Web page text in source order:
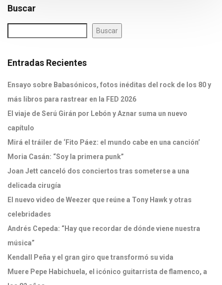
Buscar
Buscar
Entradas Recientes
Ensayo sobre Babasónicos, fotos inéditas del rock de los 80 y
más libros para rastrear en la FED 2026
El viaje de Serú Girán por Lebón y Aznar suma un nuevo
capítulo
Mirá el tráiler de ‘Fito Páez: el mundo cabe en una canción’
Moria Casán: “Soy la primera punk”
Joan Jett canceló dos conciertos tras someterse a una
delicada cirugía
El nuevo video de Weezer que reúne a Tony Hawk y otras
celebridades
Andrés Cepeda: “Hay que recordar de dónde viene nuestra
música”
Kendall Peña y el gran giro que transformó su vida
Muere Pepe Habichuela, el icónico guitarrista de flamenco, a